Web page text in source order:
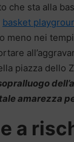
che sta alla
basket
meno nei
piazza dello
amarezza
a